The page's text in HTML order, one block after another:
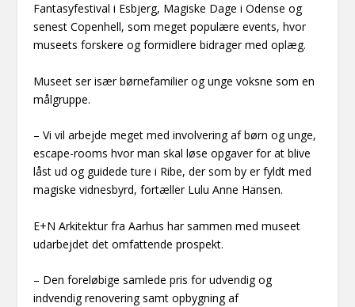
Fantasyfestival i Esbjerg, Magiske Dage i Odense og
senest Copenhell, som meget populære events, hvor
museets forskere og formidlere bidrager med oplæg.
Museet ser især børnefamilier og unge voksne som en
målgruppe.
– Vi vil arbejde meget med involvering af børn og unge,
escape-rooms hvor man skal løse opgaver for at blive
låst ud og guidede ture i Ribe, der som by er fyldt med
magiske vidnesbyrd, fortæller Lulu Anne Hansen.
E+N Arkitektur fra Aarhus har sammen med museet
udarbejdet det omfattende prospekt.
– Den foreløbige samlede pris for udvendig og
indvendig renovering samt opbygning af